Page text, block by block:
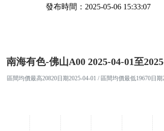
發布時間：2025-05-06 15:33:07
南海有色-佛山A00 2025-04-01至
區間均價最高20820日期2025-04-01 / 區間均價最低19670日期